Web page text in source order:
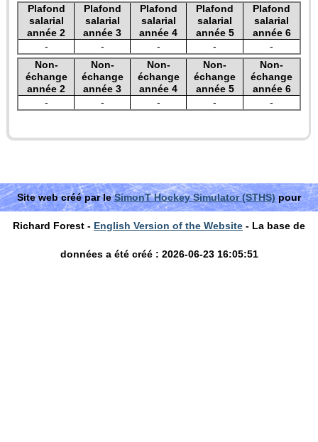
Plafond
salarial
année 2
Plafond
salarial
année 3
Plafond
salarial
année 4
Plafond
salarial
année 5
Plafond
salarial
année 6
-
- - -
-
Non-
échange
année 2
Non-
échange
année 3
Non-
échange
année 4
Non-
échange
année 5
Non-
échange
année 6
-
- - - -
Site web créé par leSimonT Hockey Simulator (STHS)pour
Richard Forest - English Version of the Website - La base de
données a été créé : 2026-06-23 16:05:51